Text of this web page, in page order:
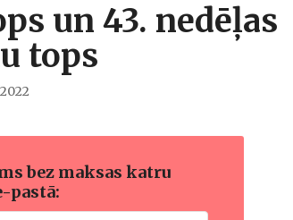
un 43. nedēļas
tops
bez maksas katru
pastā: